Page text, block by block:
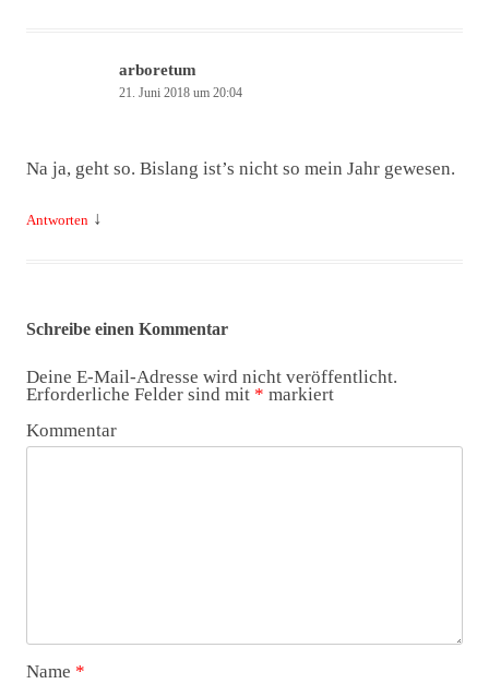
arboretum
21. Juni 2018 um 20:04
Na ja, geht so. Bislang ist’s nicht so mein Jahr gewesen.
Antworten ↓
Schreibe einen Kommentar
Deine E-Mail-Adresse wird nicht veröffentlicht.
Erforderliche Felder sind mit * markiert
Kommentar
Name *